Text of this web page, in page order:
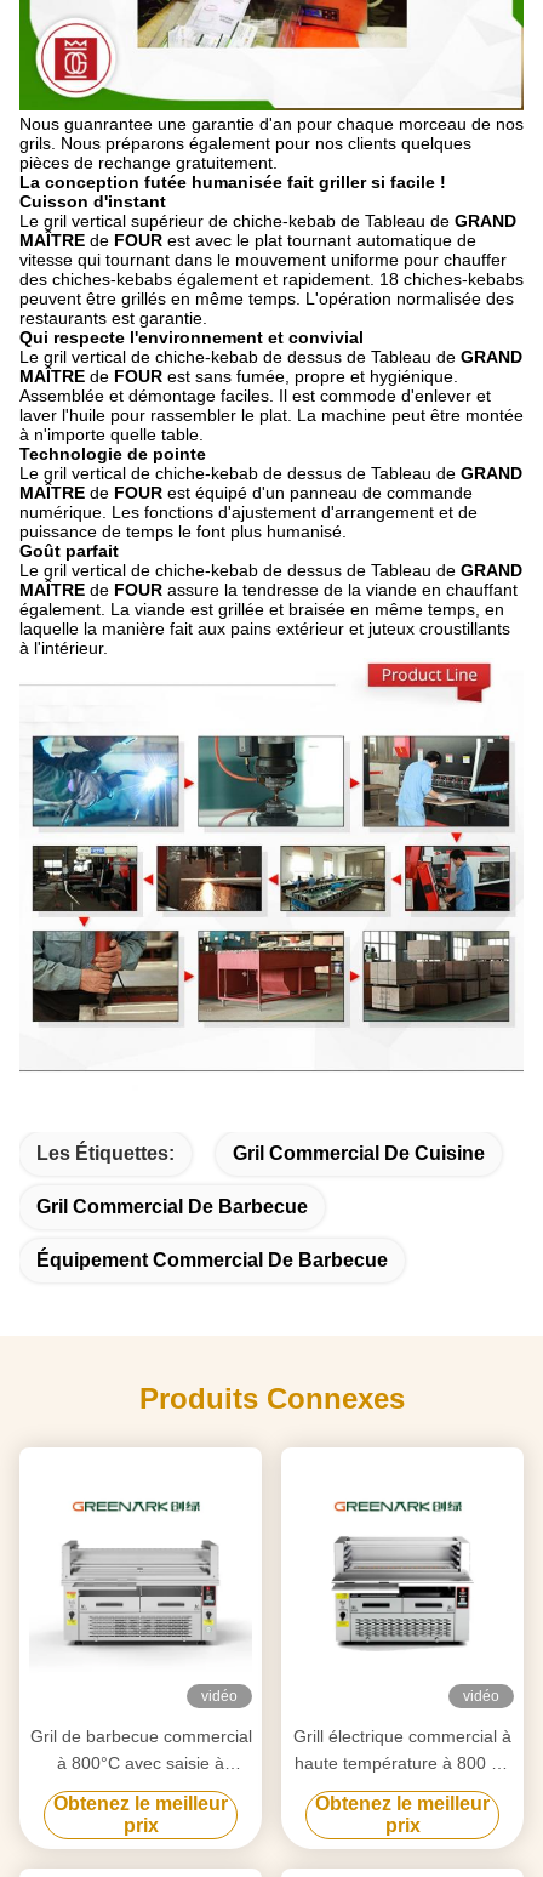
Nous guanrantee une garantie d'an pour chaque morceau de nos
grils. Nous préparons également pour nos clients quelques
pièces de rechange gratuitement.
La conception futée humanisée fait griller si facile !
Cuisson d'instant
Le gril vertical supérieur de chiche-kebab de Tableau de GRAND
MAÎTRE de FOUR est avec le plat tournant automatique de
vitesse qui tournant dans le mouvement uniforme pour chauffer
des chiches-kebabs également et rapidement. 18 chiches-kebabs
peuvent être grillés en même temps. L'opération normalisée des
restaurants est garantie.
Qui respecte l'environnement et convivial
Le gril vertical de chiche-kebab de dessus de Tableau de GRAND
MAÎTRE de FOUR est sans fumée, propre et hygiénique.
Assemblée et démontage faciles. Il est commode d'enlever et
laver l'huile pour rassembler le plat. La machine peut être montée
à n'importe quelle table.
Technologie de pointe
Le gril vertical de chiche-kebab de dessus de Tableau de GRAND
MAÎTRE de FOUR est équipé d'un panneau de commande
numérique. Les fonctions d'ajustement d'arrangement et de
puissance de temps le font plus humanisé.
Goût parfait
Le gril vertical de chiche-kebab de dessus de Tableau de GRAND
MAÎTRE de FOUR assure la tendresse de la viande en chauffant
également. La viande est grillée et braisée en même temps, en
laquelle la manière fait aux pains extérieur et juteux croustillants
à l'intérieur.
Les Étiquettes: Gril Commercial De Cuisine
Gril Commercial De Barbecue
Équipement Commercial De Barbecue
Produits Connexes
vidéo
Gril de barbecue commercial
à 800°C avec saisie à
double zone
Obtenez le meilleur
prix
vidéo
Grill électrique commercial à
haute température à 800 °C
6,5 kW certifié CE
Obtenez le meilleur
prix